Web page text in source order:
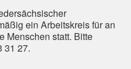
ein Arbeitskreis für an
Menschen statt. Bitte
31 27.